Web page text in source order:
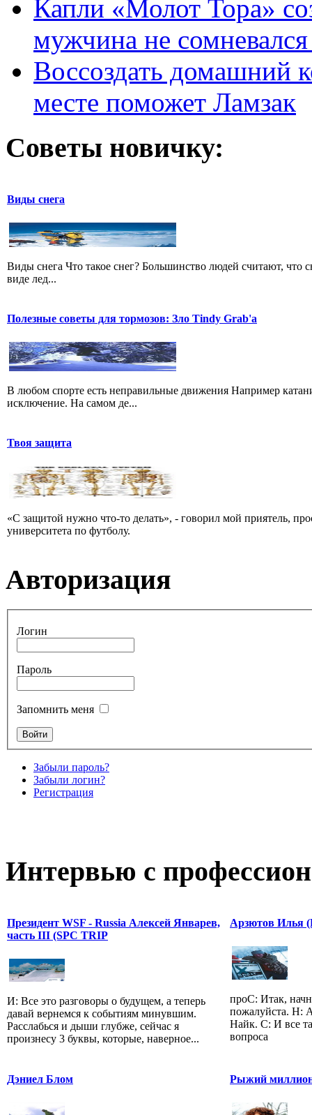
Капли «Молот Тора»
мужчина не
Воссоздать домашний
месте поможет Ламзак
Советы новичку:
Виды снега
Виды снега Что такое снег? Большинство людей считают, что
виде лед...
Полезные советы для тормозов: Зло Tindy Grab'а
В любом спорте есть неправильные движения Например
исключение. На самом де...
Твоя защита
«С защитой нужно что-то делать», - говорил мой приятель,
университета по футболу.
Авторизация
Логин
Пароль
Запомнить меня
Забыли пароль?
Забыли логин?
Регистрация
Интервью с
Президент WSF - Russia Алексей Январев,
часть III (SPC TRIP
И: Все это разговоры о будущем, а теперь
давай вернемся к событиям минувшим.
Расслабься и дыши глубже, сейчас я
произнесу 3 буквы, которые, наверное...
Арзютов Илья
проС: Итак,
пожалуйста. Н:
Найк. С: И все
вопроса
Дэниел Блом Рыжий